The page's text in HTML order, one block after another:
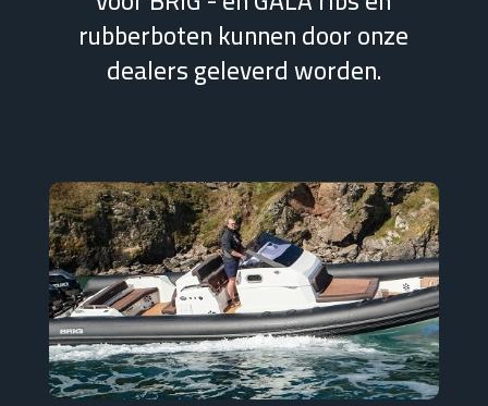
rubberboten kunnen door onze
dealers geleverd worden.